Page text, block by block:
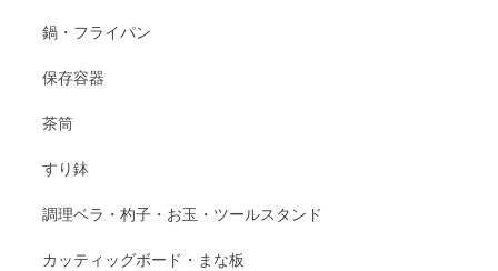
鍋・フライパン
保存容器
茶筒
すり鉢
調理ベラ・杓子・お玉・ツールスタンド
カッティッグボード・まな板